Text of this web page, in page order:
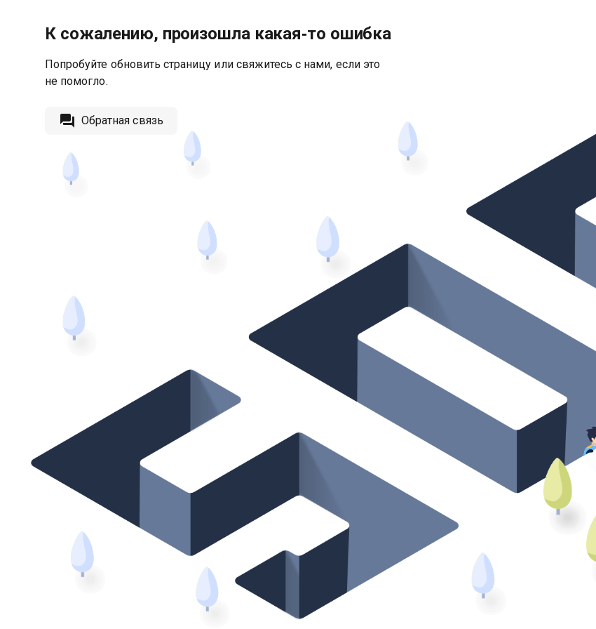
К сожалению, произошла какая‑то ошибка
Попробуйте обновить страницу или свяжитесь с нами, если это
не помогло.
Обратная связь